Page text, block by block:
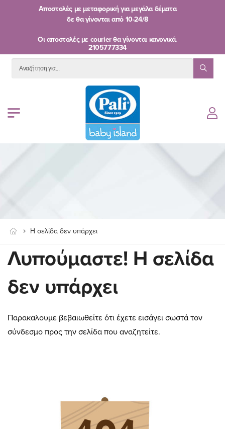
Αποστολές με μεταφορική για μεγάλα δέματα
δε θα γίνονται από 10-24/8
Oι αποστολές με courier θα γίνονται κανονικά.
2105777334
Η σελίδα δεν υπάρχει
Λυπούμαστε! Η σελίδα
δεν υπάρχει
Παρακαλουμε βεβαιωθείτε ότι έχετε εισάγει σωστά τον
σύνδεσμο προς την σελίδα που αναζητείτε.